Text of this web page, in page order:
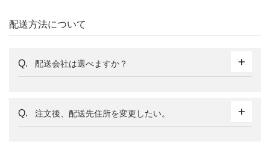
配送方法について
配送会社は選べますか？
注文後、配送先住所を変更したい。